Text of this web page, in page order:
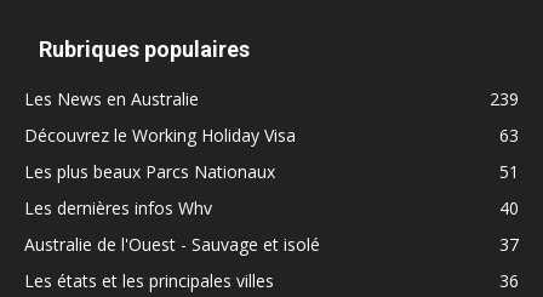
Rubriques populaires
Les News en Australie
239
Découvrez le Working Holiday Visa
63
Les plus beaux Parcs Nationaux
51
Les dernières infos Whv
40
Australie de l'Ouest - Sauvage et isolé
37
Les états et les principales villes
36